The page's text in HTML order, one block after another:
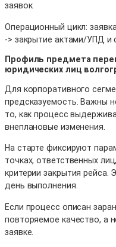
заявок.
Операционный цикл:
-> закрытие актами/УПД и
Профиль предмета
юридических лиц
Для корпоративного
предсказуемость. Важны
то, как процесс
внеплановые изменения.
На старте фиксируют
точках, ответственных
критерии закрытия
день выполнения.
Если процесс описан
повторяемое качество, а
заявке.